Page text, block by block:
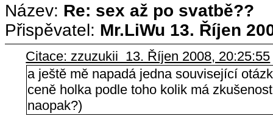
Název: Re: sex až po svatbě??
Přispěvatel: Mr.LiWu 13. Říjen
Citace: zzuzukii 13. Říjen 2008, 20:25:55
a ještě mě napadá jedna související
ceně holka podle toho kolik má
naopak?)